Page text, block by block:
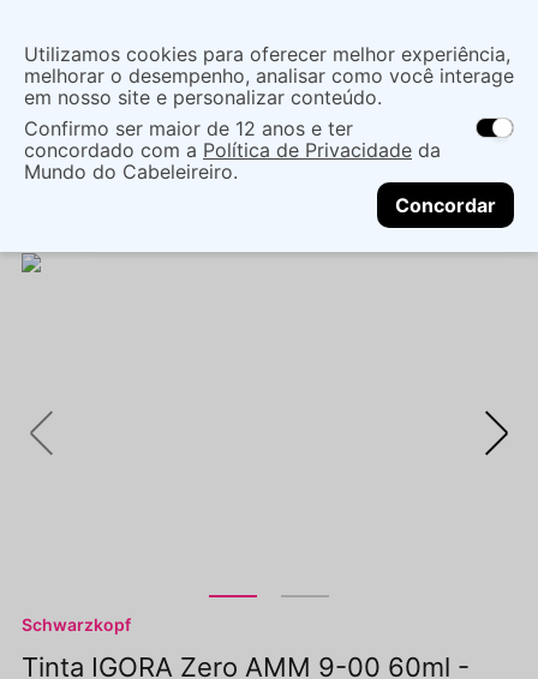
localização
As ofertas e opções de entrega variam de
acordo com a região.Não sei meu CEP
CONTINUAR
O que você procura?
Coloração
Marcas de Salão
TINTA IGORA ZERO AMM
Schwarzkopf
Tinta IGORA Zero AMM 9-00 60ml -
Utilizamos cookies para oferecer melhor experiência,
melhorar o desempenho, analisar como você interage
em nosso site e personalizar conteúdo.
Confirmo ser maior de 12 anos e ter
concordado com a Política de Privacidade da
Mundo do Cabeleireiro.
Concordar